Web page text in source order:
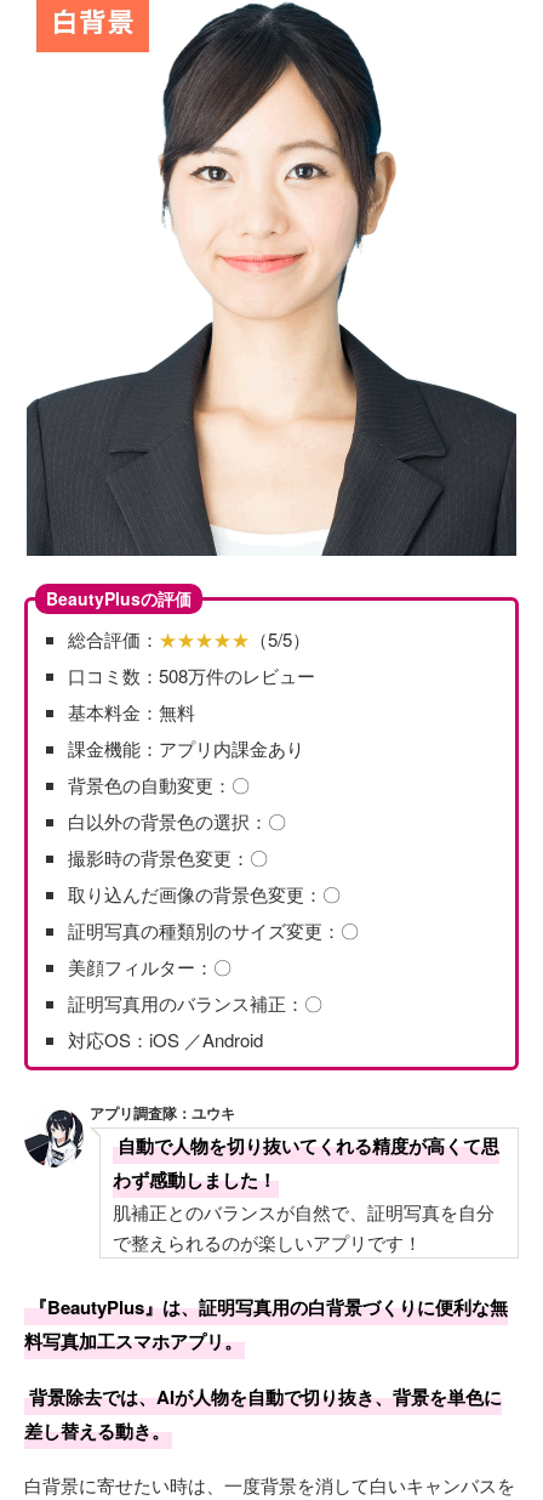
BeautyPlusの評価
総合評価： ★★★★★ （5/5）
口コミ数：508万件のレビュー
基本料金：無料
課金機能：アプリ内課金あり
背景色の自動変更：〇
白以外の背景色の選択：〇
撮影時の背景色変更：〇
取り込んだ画像の背景色変更：〇
証明写真の種類別のサイズ変更：〇
美顔フィルター：〇
証明写真用のバランス補正：〇
対応OS：iOS ／Android
アプリ調査隊：ユウキ
自動で人物を切り抜いてくれる精度が高くて思
わず感動しました！
肌補正とのバランスが自然で、証明写真を自分
で整えられるのが楽しいアプリです！
『BeautyPlus』は、証明写真用の白背景づくりに便利な無
料写真加工スマホアプリ。
背景除去では、AIが人物を自動で切り抜き、背景を単色に
差し替える動き。
白背景に寄せたい時は、一度背景を消して白いキャンバスを